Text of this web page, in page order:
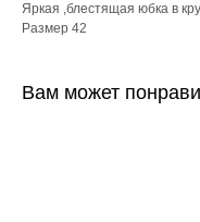
Яркая ,блестящая юбка в
Размер 42
Вам может